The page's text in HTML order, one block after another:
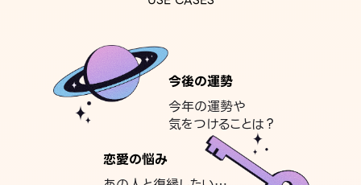
今後の運勢
今年の運勢や
気をつけることは？
恋愛の悩み